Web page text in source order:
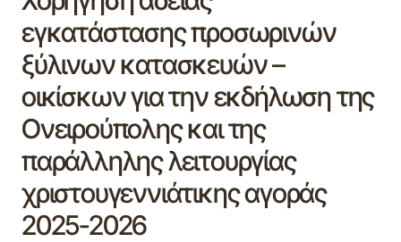
εγκατάστασης προσωρινών
ξύλινων κατασκευών –
οικίσκων για την εκδήλωση της
Ονειρούπολης και της
παράλληλης λειτουργίας
χριστουγεννιάτικης αγοράς
2025-2026